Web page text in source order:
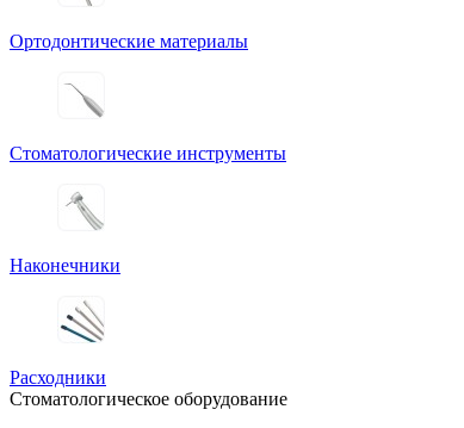
Ортодонтические материалы
Стоматологические инструменты
Наконечники
Расходники
Стоматологическое оборудование